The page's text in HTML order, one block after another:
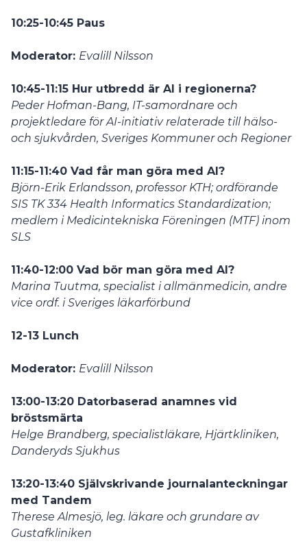
10:25-10:45 Paus
Moderator: Evalill Nilsson
10:45-11:15 Hur utbredd är AI i regionerna?
Peder Hofman-Bang, IT-samordnare och
projektledare för AI-initiativ relaterade till hälso-
och sjukvården, Sveriges Kommuner och Regioner
11:15-11:40 Vad får man göra med AI?
Björn-Erik Erlandsson, professor KTH; ordförande
SIS TK 334 Health Informatics Standardization;
medlem i Medicintekniska Föreningen (MTF) inom
SLS
11:40-12:00 Vad bör man göra med AI?
Marina Tuutma, specialist i allmänmedicin, andre
vice ordf. i Sveriges läkarförbund
12-13 Lunch
Moderator: Evalill Nilsson
13:00-13:20 Datorbaserad anamnes vid
bröstsmärta
Helge Brandberg, specialistläkare, Hjärtkliniken,
Danderyds Sjukhus
13:20-13:40 Självskrivande journalanteckningar
med Tandem
Therese Almesjö, leg. läkare och grundare av
Gustafkliniken